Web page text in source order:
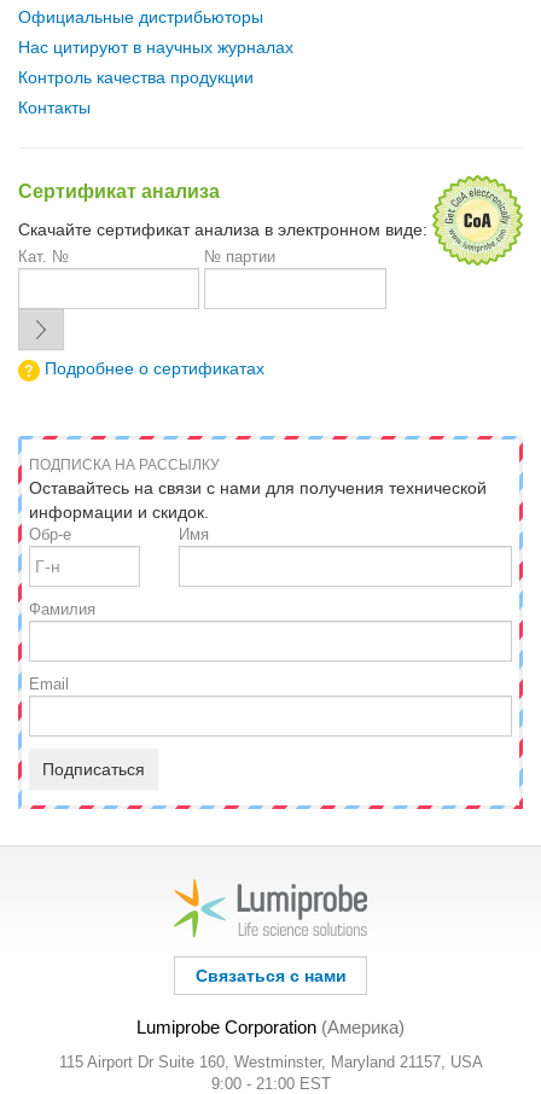
Официальные дистрибьюторы
Нас цитируют в научных журналах
Контроль качества продукции
Контакты
Сертификат анализа
Скачайте сертификат анализа в электронном виде:
Кат. № № партии
Подробнее о сертификатах
ПОДПИСКА НА РАССЫЛКУ
Оставайтесь на связи с нами для получения технической
информации и скидок.
Обр-е Имя
Фамилия
Email
Подписаться
Связаться с нами
Lumiprobe Corporation (Америка)
115 Airport Dr Suite 160, Westminster, Maryland 21157, USA
9:00 - 21:00 EST